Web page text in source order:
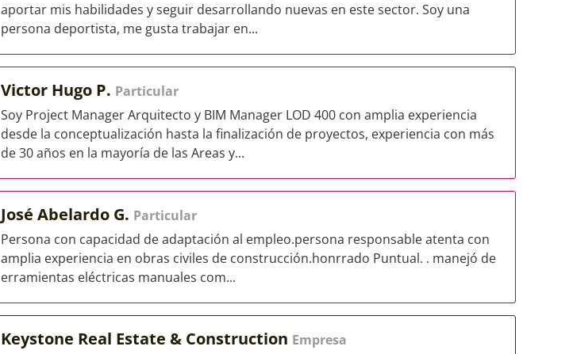
aportar mis habilidades y seguir desarrollando nuevas en este sector. Soy una
persona deportista, me gusta trabajar en...
Victor Hugo P. Particular
Soy Project Manager Arquitecto y BIM Manager LOD 400 con amplia experiencia
desde la conceptualización hasta la finalización de proyectos, experiencia con más
de 30 años en la mayoría de las Areas y...
José Abelardo G. Particular
Persona con capacidad de adaptación al empleo.persona responsable atenta con
amplia experiencia en obras civiles de construcción.honrrado Puntual. . manejó de
erramientas eléctricas manuales com...
Keystone Real Estate & Construction Empresa